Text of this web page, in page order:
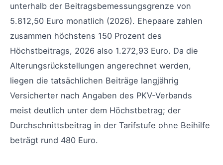
unterhalb der Beitragsbemessungsgrenze von
5.812,50 Euro monatlich (2026). Ehepaare zahlen
zusammen höchstens 150 Prozent des
Höchstbeitrags, 2026 also 1.272,93 Euro. Da die
Alterungsrückstellungen angerechnet werden,
liegen die tatsächlichen Beiträge langjährig
Versicherter nach Angaben des PKV-Verbands
meist deutlich unter dem Höchstbetrag; der
Durchschnittsbeitrag in der Tarifstufe ohne Beihilfe
beträgt rund 480 Euro.